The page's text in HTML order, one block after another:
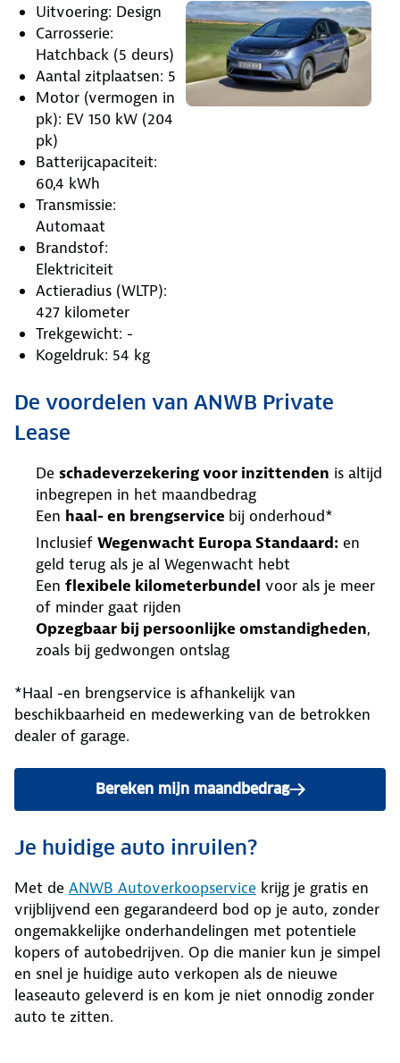
Uitvoering: Design
Carrosserie:
Hatchback (5 deurs)
Aantal zitplaatsen: 5
Motor (vermogen in
pk): EV 150 kW (204
pk)
Batterijcapaciteit:
60,4 kWh
Transmissie:
Automaat
Brandstof:
Elektriciteit
Actieradius (WLTP):
427 kilometer
Trekgewicht: -
Kogeldruk: 54 kg
De voordelen van ANWB Private
Lease
De schadeverzekering voor inzittenden is altijd
inbegrepen in het maandbedrag
Een haal- en brengservice bij onderhoud*
Inclusief Wegenwacht Europa Standaard: en
geld terug als je al Wegenwacht hebt
Een flexibele kilometerbundel voor als je meer
of minder gaat rijden
Opzegbaar bij persoonlijke omstandigheden,
zoals bij gedwongen ontslag
*Haal -en brengservice is afhankelijk van
beschikbaarheid en medewerking van de betrokken
dealer of garage.
Bereken mijn maandbedrag
Je huidige auto inruilen?
Met de ANWB Autoverkoopservice krijg je gratis en
vrijblijvend een gegarandeerd bod op je auto, zonder
ongemakkelijke onderhandelingen met potentiele
kopers of autobedrijven. Op die manier kun je simpel
en snel je huidige auto verkopen als de nieuwe
leaseauto geleverd is en kom je niet onnodig zonder
auto te zitten.